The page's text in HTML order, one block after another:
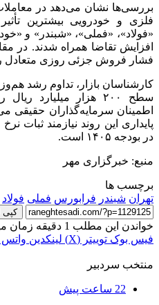
بررسی‌ها نشان می‌دهد در
فلزی و خودرویی بیشترین
«فولاد»، «فملی»، «شبندر » و
افزایش تقاضا همراه شدند. در
فشار فروش جزئی روزی متعادل
کارشناسان بازار، تداوم رشد
سطح ۲۰۰ هزار میلیارد
اطمینان سرمایه‌گذاران حقیقی
پایداری این روند نیازمند
در بودجه ۱۴۰۵ است.
منبع: خبرگزاری مهر
برچسب ها
تهران شبندر فرابورس فملی فولاد
کپی
خواندن این مطلب 1 دقیقه زمان میبرد
فیس بوک توییتر (X) لینکدین
منتخب سردبیر
22 ساعت پیش